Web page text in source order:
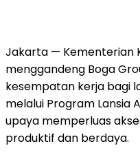
Jakarta — Kementerian
menggandeng Boga
kesempatan kerja bagi
melalui Program Lansia
upaya memperluas
produktif dan berdaya.